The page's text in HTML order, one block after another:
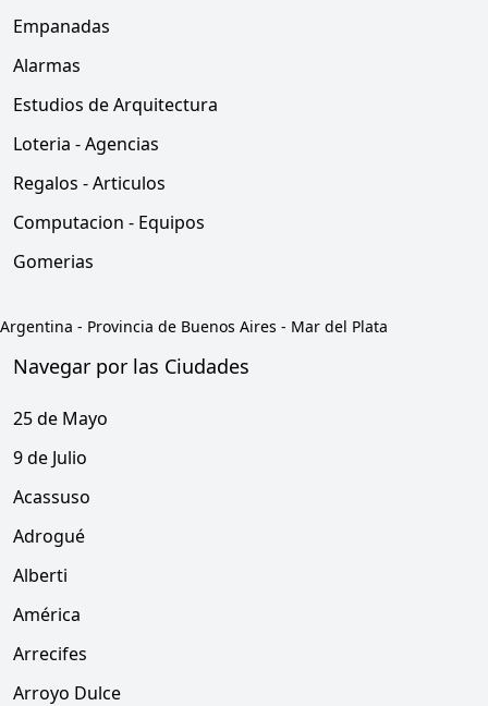
Empanadas
Alarmas
Estudios de Arquitectura
Loteria - Agencias
Regalos - Articulos
Computacion - Equipos
Gomerias
Argentina - Provincia de Buenos Aires - Mar del Plata
Navegar por las Ciudades
25 de Mayo
9 de Julio
Acassuso
Adrogué
Alberti
América
Arrecifes
Arroyo Dulce